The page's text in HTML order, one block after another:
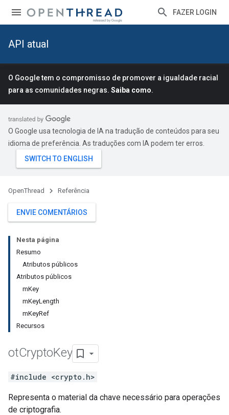
FAZER LOGIN
API atual
O Google tem o compromisso de promover a igualdade racial
para as comunidades negras. Saiba como.
O Google usa tecnologia de IA na tradução de conteúdos para seu
idioma de preferência. As traduções com IA podem ter erros.
OpenThread Referência
ENVIE COMENTÁRIOS
Nesta página
Resumo
Atributos públicos
Atributos públicos
mKey
mKeyLength
mKeyRef
Recursos
otCryptoKey
#include <crypto.h>
Representa o material da chave necessário para operações
de criptografia.